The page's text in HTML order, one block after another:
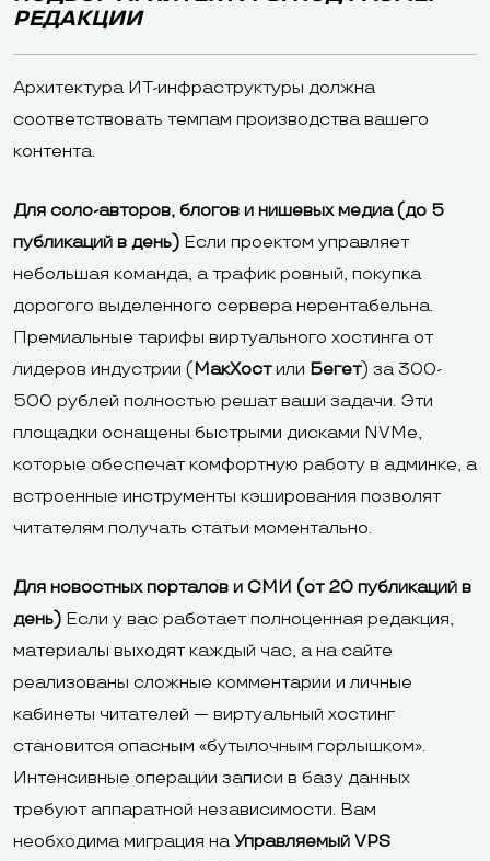
РЕДАКЦИИ
Архитектура ИТ-инфраструктуры должна
соответствовать темпам производства вашего
контента.
Для соло-авторов, блогов и нишевых медиа (до 5
публикаций в день) Если проектом управляет
небольшая команда, а трафик ровный, покупка
дорогого выделенного сервера нерентабельна.
Премиальные тарифы виртуального хостинга от
лидеров индустрии (МакХостили Бегет) за 300-
500 рублей полностью решат ваши задачи. Эти
площадки оснащены быстрыми дисками NVMe,
которые обеспечат комфортную работу в админке, а
встроенные инструменты кэширования позволят
читателям получать статьи моментально.
Для новостных порталов и СМИ (от 20 публикаций в
день) Если у вас работает полноценная редакция,
материалы выходят каждый час, а на сайте
реализованы сложные комментарии и личные
кабинеты читателей — виртуальный хостинг
становится опасным «бутылочным горлышком».
Интенсивные операции записи в базу данных
требуют аппаратной независимости. Вам
необходима миграция наУправляемый VPS